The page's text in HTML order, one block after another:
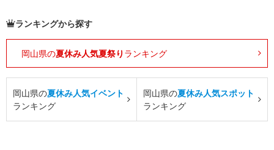
ランキングから探す
岡山県の夏休み人気夏祭り ランキング
岡山県の夏休み人気イベント
ランキング
岡山県の夏休み人気スポット
ランキング